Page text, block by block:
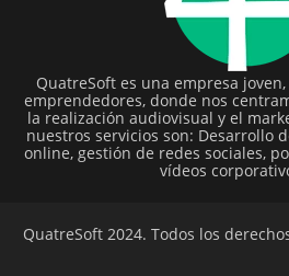
QuatreSoft es una empresa
emprendedores, donde nos
la realización audiovisual y el
nuestros servicios son: Desarrollo
online, gestión de redes sociales,
vídeos
QuatreSoft 2024. Todos los